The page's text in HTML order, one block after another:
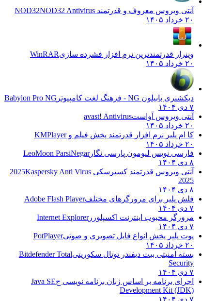
آنتی ویروس معروف و قدرتمند NOD32 NOD32 Antivirus
۲۰ خرداد ۱۴۰۵
وینرار قدرتمندترین نرم افزار فشرده سازیWinRAR
۲۰ خرداد ۱۴۰۵
دیکشنری بابیلون NG - فرهنگ لغت کامپیوتر
Babylon Pro NG
۷ دی ۱۴۰۴
آنتی ویروس آواستavast! Antivirus
۲۰ خرداد ۱۴۰۵
کا ام پلیر نرم افزار قدرتمند پخش فیلم وKMPlayer
۲۰ خرداد ۱۴۰۵
فارسی نویس لیومون پارسی نگارLeoMoon ParsiNegar
۸ دی ۱۴۰۴
آنتی ویروس قدرتمند کسپرسکی 2025 Kaspersky Anti Virus
2025
۸ دی ۱۴۰۴
فلش پلیر برای مرورگرهای مختلفAdobe Flash Player
۷ دی ۱۴۰۴
مرورگر محبوب اینترنت اکسپلوررInternet Explorer
۷ دی ۱۴۰۴
پوت پلیر پخش انواع فایل تصویری و صوتیPotPlayer
۲۰ خرداد ۱۴۰۵
بسته امنیتی بیت دیفندر توتال سکوریتیBitdefender Total
Security
۷ دی ۱۴۰۴
اجرای برنامه بر اساس زبان برنامه نویسی جJava SE
Development Kit (JDK)
۷ دی ۱۴۰۴